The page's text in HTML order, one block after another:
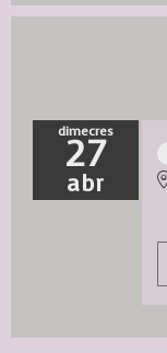
dimecres
27
abr